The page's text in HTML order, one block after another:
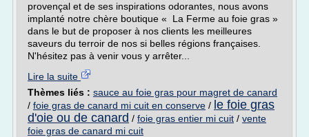
provençal et de ses inspirations odorantes, nous avons
implanté notre chère boutique « La Ferme au foie gras »
dans le but de proposer à nos clients les meilleures
saveurs du terroir de nos si belles régions françaises.
N'hésitez pas à venir vous y arrêter...
Lire la suite
Thèmes liés : sauce au foie gras pour magret de canard
/ foie gras de canard mi cuit en conserve / le foie gras
d'oie ou de canard / foie gras entier mi cuit / vente
foie gras de canard mi cuit